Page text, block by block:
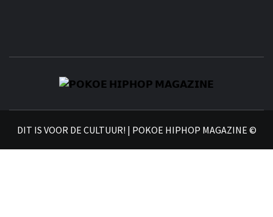
DIT IS VOOR DE CULTUUR! | POKOE HIPHOP MAGAZINE ©